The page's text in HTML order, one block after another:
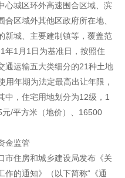
心城区环外高速围合区域、滨
区域外其他区政府所在地、
新城、主要建制镇等，覆盖范
年1月1日为基准日，按照住
通运输五大类细分的21种土地
用年期为法定最高出让年限，
中，住宅用地划分为12级，1
/平方米（地价）、16500
金监管
市住房和城乡建设局发布《关
的通知》（以下简称“《通